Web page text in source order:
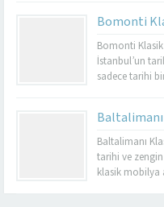
mobilya alan
seçenektir.
Bomonti
Bomonti
İstanbul’un
sadece tarihi
bir semt olup,
için birçok
mobilya...
Baltalimanı
tarihi ve
klasik mobilya